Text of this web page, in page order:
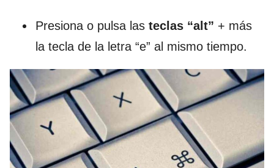
Presiona o pulsa las teclas “alt” + más
la tecla de la letra “e” al mismo tiempo.